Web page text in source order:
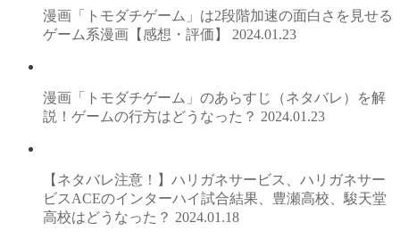
漫画「トモダチゲーム」は2段階加速の面白さを見せる
ゲーム系漫画【感想・評価】 2024.01.23
漫画「トモダチゲーム」のあらすじ（ネタバレ）を解
説！ゲームの行方はどうなった？ 2024.01.23
【ネタバレ注意！】ハリガネサービス、ハリガネサー
ビスACEのインターハイ試合結果、豊瀬高校、駿天堂
高校はどうなった？ 2024.01.18